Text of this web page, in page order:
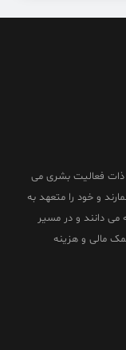
ذات فعالیت بشری می
و خود را متعهد به
می دانند و در مسیر
مالی و هزینه